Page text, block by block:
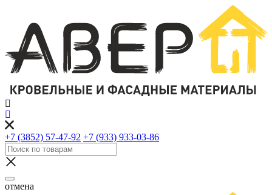
+7 (3852) 57-47-92 +7 (933) 933-03-86
отмена